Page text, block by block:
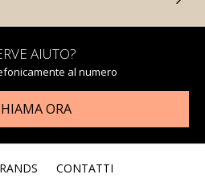
AIUTO?
al numero
ORA
CONTATTI